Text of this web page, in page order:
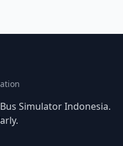
Simulator Indonesia.